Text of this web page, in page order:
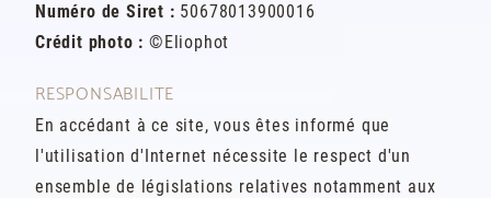
Numéro de Siret : 50678013900016
Crédit photo : ©Eliophot
RESPONSABILITE
En accédant à ce site, vous êtes informé que
l'utilisation d'Internet nécessite le respect d'un
ensemble de législations relatives notamment aux